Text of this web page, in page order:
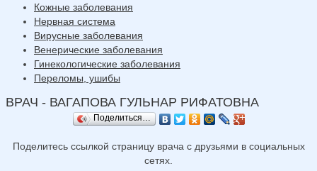
Кожные заболевания
Нервная система
Вирусные заболевания
Венерические заболевания
Гинекологические заболевания
Переломы, ушибы
ВРАЧ - ВАГАПОВА ГУЛЬНАР РИФАТОВНА
Поделиться…
Поделитесь ссылкой страницу врача с друзьями в социальных
сетях.